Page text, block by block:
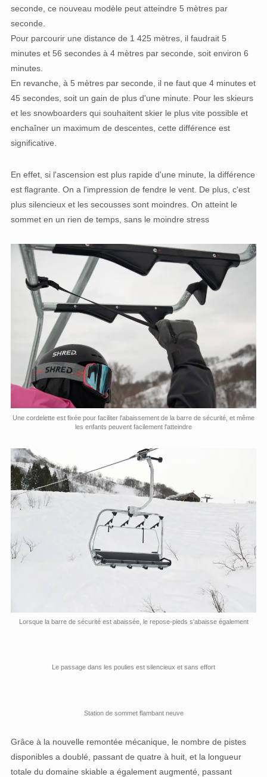
seconde, ce nouveau modèle peut atteindre 5 mètres par
seconde.
Pour parcourir une distance de 1 425 mètres, il faudrait 5
minutes et 56 secondes à 4 mètres par seconde, soit environ 6
minutes.
En revanche, à 5 mètres par seconde, il ne faut que 4 minutes et
45 secondes, soit un gain de plus d'une minute. Pour les skieurs
et les snowboarders qui souhaitent skier le plus vite possible et
enchaîner un maximum de descentes, cette différence est
significative.
En effet, si l'ascension est plus rapide d'une minute, la différence
est flagrante. On a l'impression de fendre le vent. De plus, c'est
plus silencieux et les secousses sont moindres. On atteint le
sommet en un rien de temps, sans le moindre stress
Une cordelette est fixée pour faciliter l'abaissement de la barre de sécurité, et même
les enfants peuvent facilement l'atteindre
Lorsque la barre de sécurité est abaissée, le repose-pieds s'abaisse également
Le passage dans les poulies est silencieux et sans effort
Station de sommet flambant neuve
Grâce à la nouvelle remontée mécanique, le nombre de pistes
disponibles a doublé, passant de quatre à huit, et la longueur
totale du domaine skiable a également augmenté, passant